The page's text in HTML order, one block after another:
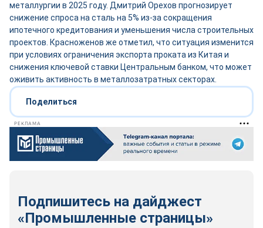
металлургии в 2025 году. Дмитрий Орехов прогнозирует
снижение спроса на сталь на 5% из-за сокращения
ипотечного кредитования и уменьшения числа строительных
проектов. Красноженов же отметил, что ситуация изменится
при условиях ограничения экспорта проката из Китая и
снижения ключевой ставки Центральным банком, что может
оживить активность в металлозатратных секторах.
Поделиться
РЕКЛАМА
Подпишитесь на дайджест
«Промышленные страницы»